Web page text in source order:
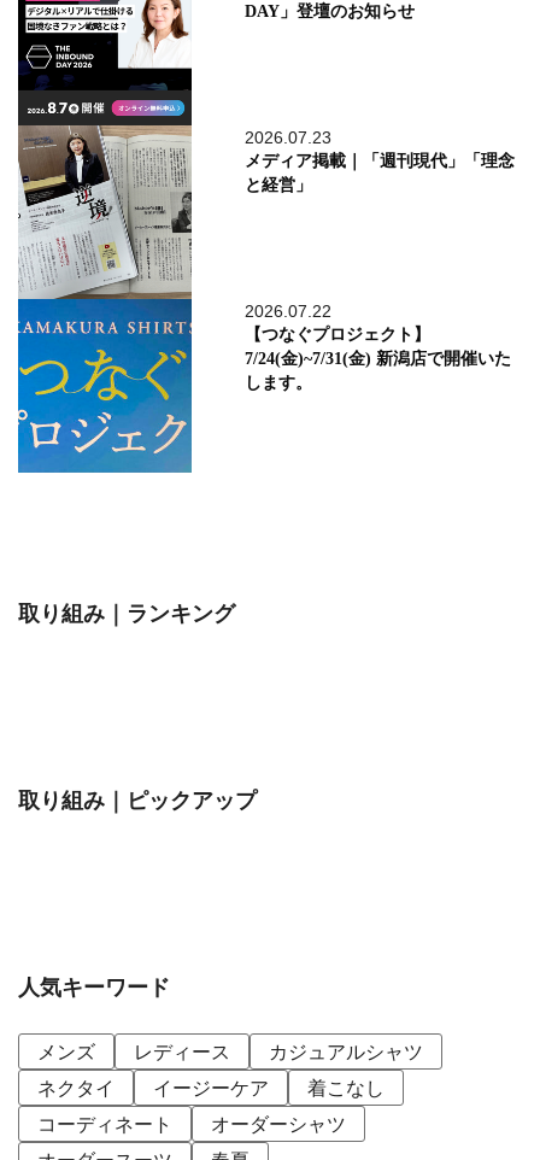
DAY」登壇のお知らせ
2026.07.23
メディア掲載｜「週刊現代」「理念
と経営」
2026.07.22
【つなぐプロジェクト】
7/24(金)~7/31(金) 新潟店で開催いた
します。
取り組み｜ランキング
取り組み｜ピックアップ
人気キーワード
メンズ レディース
カジュアルシャツ
ネクタイ
イージーケア
着こなし
コーディネート
オーダーシャツ